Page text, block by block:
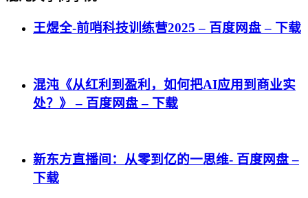
王煜全-前哨科技训练营2025 – 百度网盘 – 下载
混沌《从红利到盈利，如何把AI应用到商业实
处？》 – 百度网盘 – 下载
新东方直播间：从零到亿的一思维- 百度网盘 –
下载